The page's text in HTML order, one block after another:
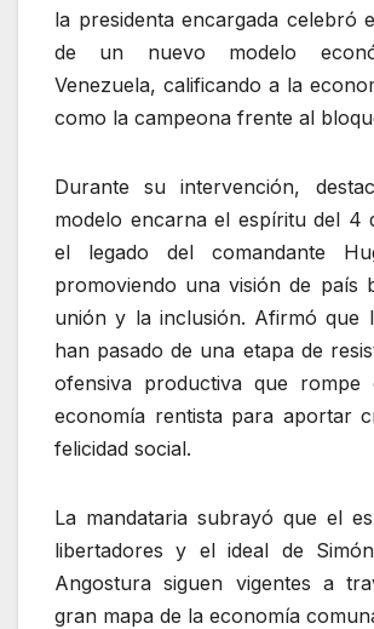
la presidenta encargada celebró
de un nuevo modelo
Venezuela, calificando a la
como la campeona frente al
Durante su intervención,
modelo encarna el espíritu del 4
el legado del comandante
promoviendo una visión de país
unión y la inclusión. Afirmó que
han pasado de una etapa de
ofensiva productiva que rompe
economía rentista para aportar
felicidad social.
La mandataria subrayó que el
libertadores y el ideal de
Angostura siguen vigentes a
gran mapa de la economía